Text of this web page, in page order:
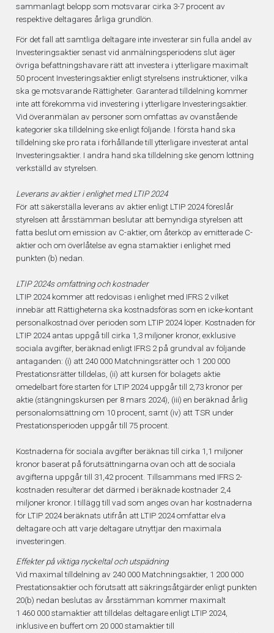
sammanlagt belopp som motsvarar cirka 3-7 procent av
respektive deltagares årliga grundlön.
För det fall att samtliga deltagare inte investerar sin fulla andel av
Investeringsaktier senast vid anmälningsperiodens slut äger
övriga befattningshavare rätt att investera i ytterligare maximalt
50 procent Investeringsaktier enligt styrelsens instruktioner, vilka
ska ge motsvarande Rättigheter. Garanterad tilldelning kommer
inte att förekomma vid investering i ytterligare Investeringsaktier.
Vid överanmälan av personer som omfattas av ovanstående
kategorier ska tilldelning ske enligt följande. I första hand ska
tilldelning ske pro rata i förhållande till ytterligare investerat antal
Investeringsaktier. I andra hand ska tilldelning ske genom lottning
verkställd av styrelsen.
Leverans av aktier i enlighet med LTIP 2024
För att säkerställa leverans av aktier enligt LTIP 2024 föreslår
styrelsen att årsstämman beslutar att bemyndiga styrelsen att
fatta beslut om emission av C-aktier, om återköp av emitterade C-
aktier och om överlåtelse av egna stamaktier i enlighet med
punkten (b) nedan.
LTIP 2024s omfattning och kostnader
LTIP 2024 kommer att redovisas i enlighet med IFRS 2 vilket
innebär att Rättigheterna ska kostnadsföras som en icke-kontant
personalkostnad över perioden som LTIP 2024 löper. Kostnaden för
LTIP 2024 antas uppgå till cirka 1,3 miljoner kronor, exklusive
sociala avgifter, beräknad enligt IFRS 2 på grundval av följande
antaganden: (i) att 240 000 Matchningsrätter och 1 200 000
Prestationsrätter tilldelas, (ii) att kursen för bolagets aktie
omedelbart före starten för LTIP 2024 uppgår till 2,73 kronor per
aktie (stängningskursen per 8 mars 2024), (iii) en beräknad årlig
personalomsättning om 10 procent, samt (iv) att TSR under
Prestationsperioden uppgår till 75 procent.
Kostnaderna för sociala avgifter beräknas till cirka 1,1 miljoner
kronor baserat på förutsättningarna ovan och att de sociala
avgifterna uppgår till 31,42 procent. Tillsammans med IFRS 2-
kostnaden resulterar det därmed i beräknade kostnader 2,4
miljoner kronor. I tillägg till vad som anges ovan har kostnaderna
för LTIP 2024 beräknats utifrån att LTIP 2024 omfattar elva
deltagare och att varje deltagare utnyttjar den maximala
investeringen.
Effekter på viktiga nyckeltal och utspädning
Vid maximal tilldelning av 240 000 Matchningsaktier, 1 200 000
Prestationsaktier och förutsatt att säkringsåtgärder enligt punkten
20(b) nedan beslutas av årsstämman kommer maximalt
1 460 000 stamaktier att tilldelas deltagare enligt LTIP 2024,
inklusive en buffert om 20 000 stamaktier till